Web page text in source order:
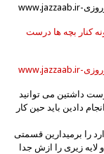
کنار بچه ها درست
داشتین می توانید
دادین باید حین كار
را برمیدارین قسمتی
زیری را ازش جدا